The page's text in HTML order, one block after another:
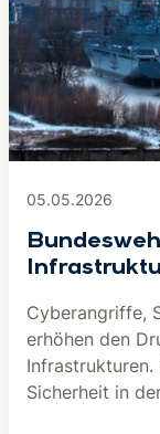
05.05.2026
Cyberangriffe,
erhöhen den
Infrastrukturen.
Sicherheit in